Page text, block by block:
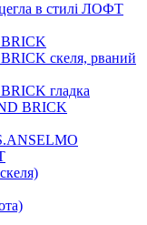
в стилі ЛОФТ
скеля, рваний
гладка
BRICK